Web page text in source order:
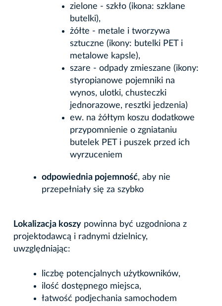
zielone - szkło (ikona: szklane
butelki),
żółte - metale i tworzywa
sztuczne (ikony: butelki PET i
metalowe kapsle),
szare - odpady zmieszane (ikony:
styropianowe pojemniki na
wynos, ulotki, chusteczki
jednorazowe, resztki jedzenia)
ew. na żółtym koszu dodatkowe
przypomnienie o zgniataniu
butelek PET i puszek przed ich
wyrzuceniem
odpowiednia pojemność, aby nie
przepełniały się za szybko
Lokalizacja koszy powinna być uzgodniona z
projektodawcą i radnymi dzielnicy,
uwzględniając:
liczbę potencjalnych użytkowników,
ilość dostępnego miejsca,
łatwość podjechania samochodem